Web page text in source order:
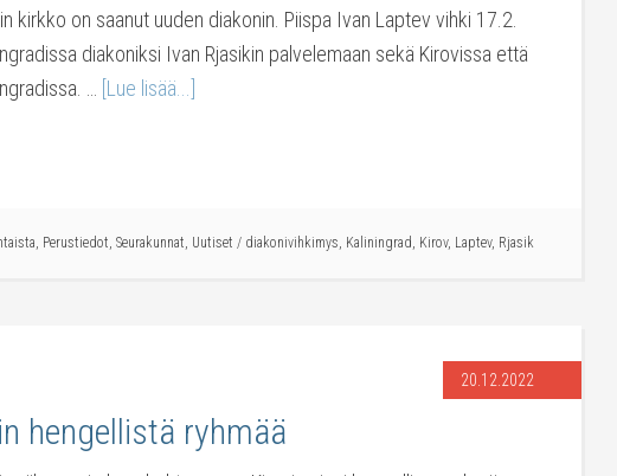
kirkko on saanut uuden diakonin. Piispa Ivan Laptev vihki 17.2.
diakoniksi Ivan Rjasikin palvelemaan sekä Kirovissa että
…
[Lue lisää...]
, Perustiedot, Seurakunnat, Uutiset / diakonivihkimys, Kaliningrad, Kirov, Laptev, Rjasik
20.12.2022
hengellistä ryhmää